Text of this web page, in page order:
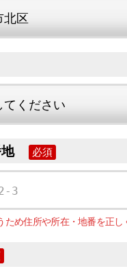
必須
3
め住所や所在・地番を正し